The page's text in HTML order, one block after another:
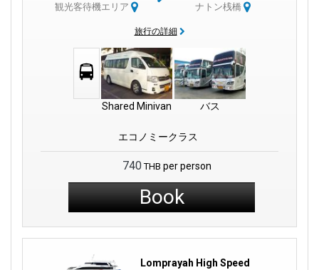
観光客待機エリア ナトン桟橋
旅行の詳細
Shared Minivan バス
エコノミークラス
740 THB per person
Book
Lomprayah High Speed